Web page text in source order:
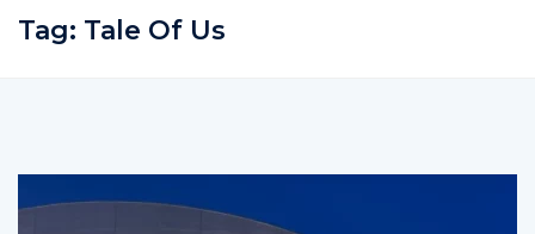
Tag: Tale Of Us